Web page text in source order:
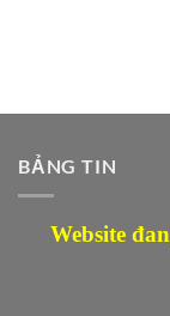
BẢNG TIN
Website